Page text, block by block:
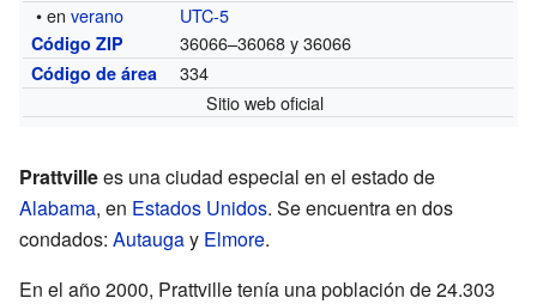
• enverano UTC-5
Código ZIP 36066–36068 y 36066
Código de área
334
Sitio web oficial
Prattvillees una ciudad especial en el estado de
Alabama, en Estados Unidos. Se encuentra en dos
condados: Autaugay Elmore.
En el año 2000, Prattville tenía una población de 24.303